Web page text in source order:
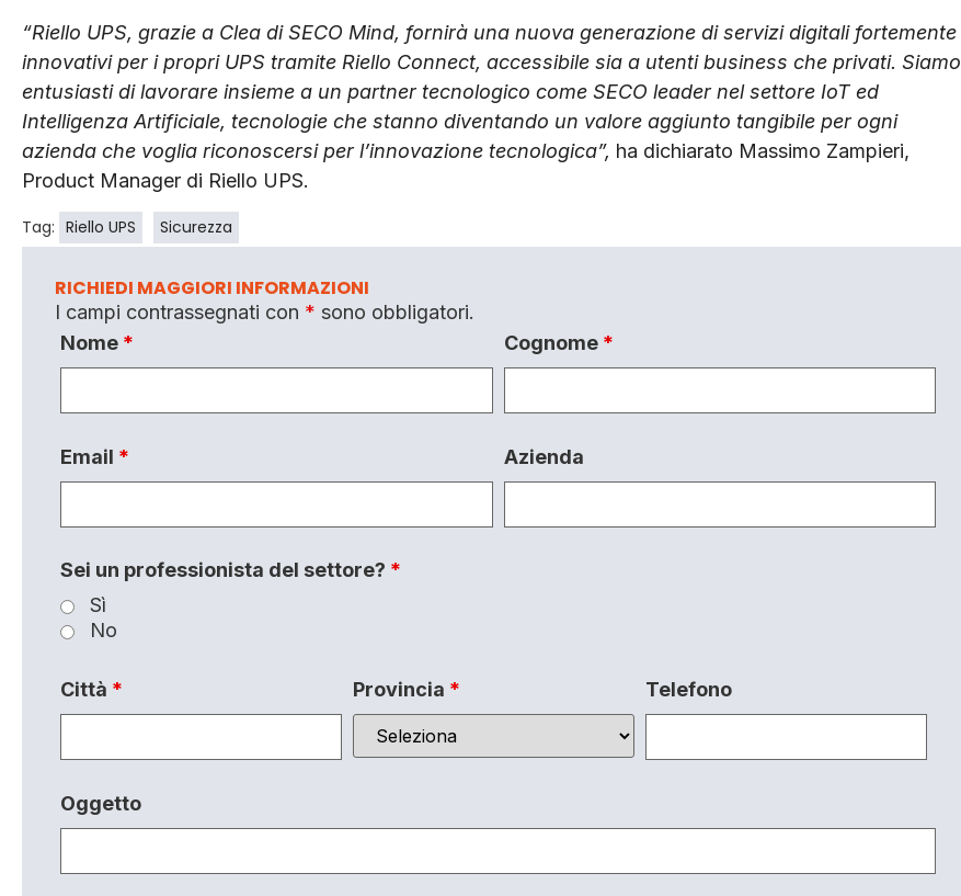
“Riello UPS, grazie a Clea di SECO Mind, fornirà una nuova generazione di servizi digitali fortemente
innovativi per i propri UPS tramite Riello Connect, accessibile sia a utenti business che privati. Siamo
entusiasti di lavorare insieme a un partner tecnologico come SECO leader nel settore IoT ed
Intelligenza Artificiale, tecnologie che stanno diventando un valore aggiunto tangibile per ogni
azienda che voglia riconoscersi per l’innovazione tecnologica”, ha dichiarato Massimo Zampieri,
Product Manager di Riello UPS.
Tag: Riello UPS Sicurezza
RICHIEDI MAGGIORI INFORMAZIONI
I campi contrassegnati con * sono obbligatori.
Nome * Cognome *
Email * Azienda
Sei un professionista del settore? *
Sì
No
Città * Provincia * Telefono
Oggetto